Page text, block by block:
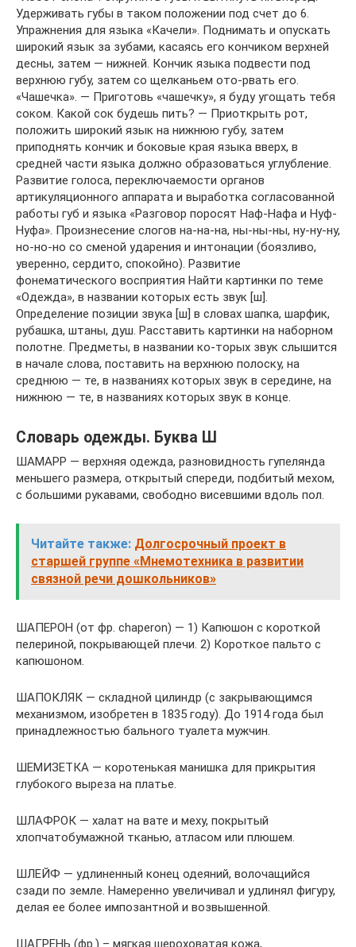
Удерживать губы в таком положении под счет до 6.
Упражнения для языка «Качели». Поднимать и опускать
широкий язык за зубами, касаясь его кончиком верхней
десны, затем — нижней. Кончик языка подвести под
верхнюю губу, затем со щелканьем ото-рвать его.
«Чашечка». — Приготовь «чашечку», я буду угощать тебя
соком. Какой сок будешь пить? — Приоткрыть рот,
положить широкий язык на нижнюю губу, затем
приподнять кончик и боковые края языка вверх, в
средней части языка должно образоваться углубление.
Развитие голоса, переключаемости органов
артикуляционного аппарата и выработка согласованной
работы губ и языка «Разговор поросят Наф-Нафа и Нуф-
Нуфа». Произнесение слогов на-на-на, ны-ны-ны, ну-ну-ну,
но-но-но со сменой ударения и интонации (боязливо,
уверенно, сердито, спокойно). Развитие
фонематического восприятия Найти картинки по теме
«Одежда», в названии которых есть звук [ш].
Определение позиции звука [ш] в словах шапка, шарфик,
рубашка, штаны, душ. Расставить картинки на наборном
полотне. Предметы, в названии ко-торых звук слышится
в начале слова, поставить на верхнюю полоску, на
среднюю — те, в названиях которых звук в середине, на
нижнюю — те, в названиях которых звук в конце.
Cловарь одежды. Буква Ш
ШАМАРР — верхняя одежда, разновидность гупелянда
меньшего размера, открытый спереди, подбитый мехом,
с большими рукавами, свободно висевшими вдоль пол.
Читайте также: Долгосрочный проект в
старшей группе «Мнемотехника в развитии
связной речи дошкольников»
ШАПЕРОН (от фр. chaperon) — 1) Капюшон с короткой
пелериной, покрывающей плечи. 2) Короткое пальто с
капюшоном.
ШАПОКЛЯК — складной цилиндр (с закрывающимся
механизмом, изобретен в 1835 году). До 1914 года был
принадлежностью бального туалета мужчин.
ШЕМИЗЕТКА — коротенькая манишка для прикрытия
глубокого выреза на платье.
ШЛАФРОК — халат на вате и меху, покрытый
хлопчатобумажной тканью, атласом или плюшем.
ШЛЕЙФ — удлиненный конец одеяний, волочащийся
сзади по земле. Намеренно увеличивал и удлинял фигуру,
делая ее более импозантной и возвышенной.
ШАГРЕНЬ (фр.) – мягкая шероховатая кожа,